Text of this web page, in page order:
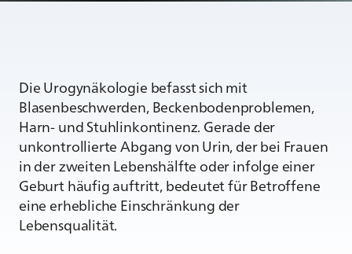
Die Urogynäkologie befasst sich mit
Blasenbeschwerden, Beckenbodenproblemen,
Harn- und Stuhlinkontinenz. Gerade der
unkontrollierte Abgang von Urin, der bei Frauen
in der zweiten Lebenshälfte oder infolge einer
Geburt häufig auftritt, bedeutet für Betroffene
eine erhebliche Einschränkung der
Lebensqualität.